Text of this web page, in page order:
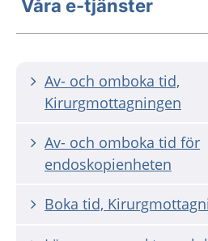
Våra e-tjänster
Av- och omboka tid,
Kirurgmottagningen
Av- och omboka tid för
endoskopienheten
Boka tid,